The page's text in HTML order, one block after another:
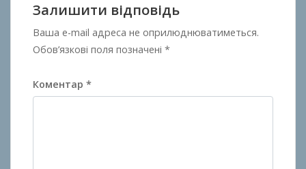
Залишити відповідь
Ваша e-mail адреса не оприлюднюватиметься.
Обов’язкові поля позначені *
Коментар *